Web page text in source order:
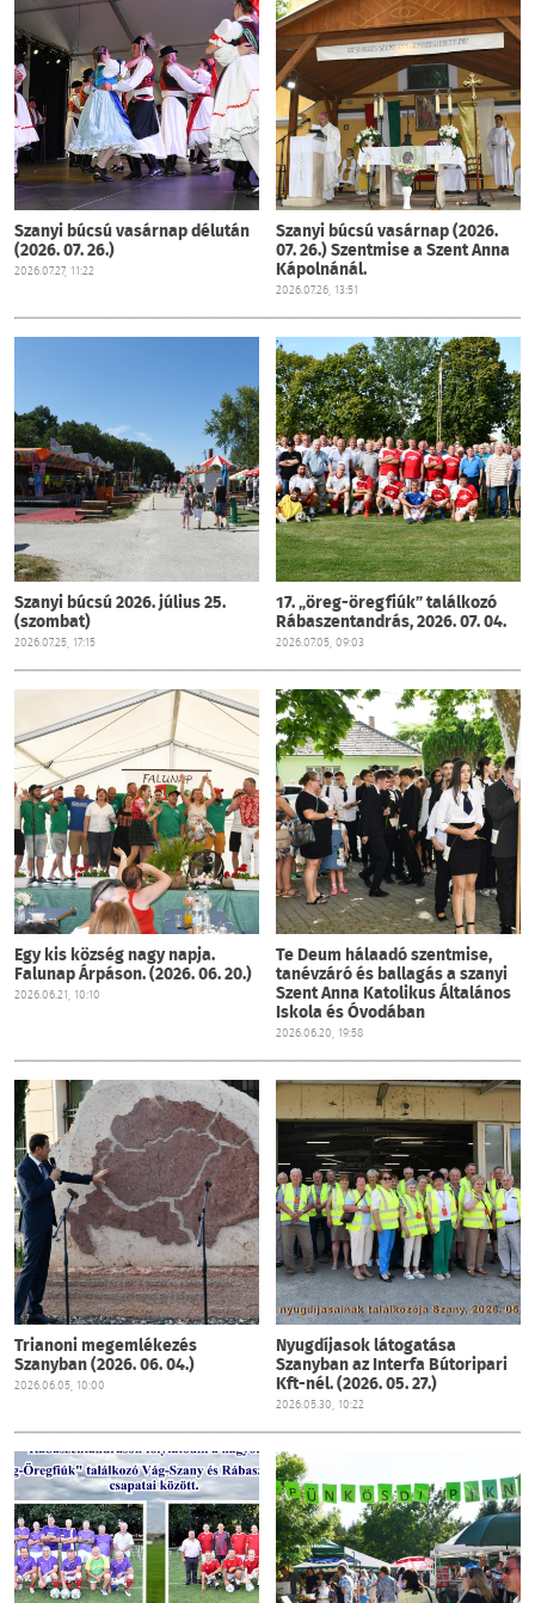
Szanyi búcsú vasárnap délután
(2026. 07. 26.)
2026.07.27, 11:22
Szanyi búcsú vasárnap (2026.
07. 26.) Szentmise a Szent Anna
Kápolnánál.
2026.07.26, 13:51
Szanyi búcsú 2026. július 25.
(szombat)
2026.07.25, 17:15
17. „öreg-öregfiúk” találkozó
Rábaszentandrás, 2026. 07. 04.
2026.07.05, 09:03
Egy kis község nagy napja.
Falunap Árpáson. (2026. 06. 20.)
2026.06.21, 10:10
Te Deum hálaadó szentmise,
tanévzáró és ballagás a szanyi
Szent Anna Katolikus Általános
Iskola és Óvodában
2026.06.20, 19:58
Trianoni megemlékezés
Szanyban (2026. 06. 04.)
2026.06.05, 10:00
Nyugdíjasok látogatása
Szanyban az Interfa Bútoripari
Kft-nél. (2026. 05. 27.)
2026.05.30, 10:22